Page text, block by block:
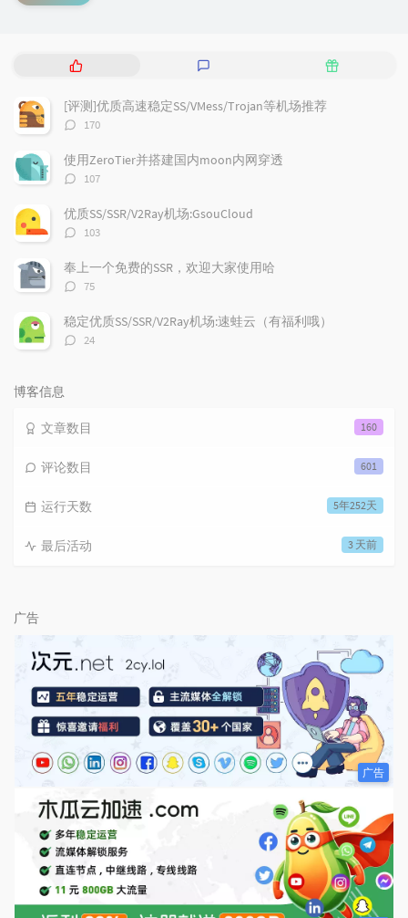
热
文
章
随
[评测]优质高速稳定SS/VMess/Trojan等机场推荐
评
数：
170
使用ZeroTier并搭建国内moon内网穿透
评
数：
107
优质SS/SSR/V2Ray机场:GsouCloud
评
数：
103
奉上一个免费的SSR，欢迎大家使用哈
评
数：
75
稳定优质SS/SSR/V2Ray机场:速蛙云（有福利哦）
评
24
博客信息
160
文章数目
601
评论数目
5年252天
运行天数
3 天前
最后活动
广告
广告